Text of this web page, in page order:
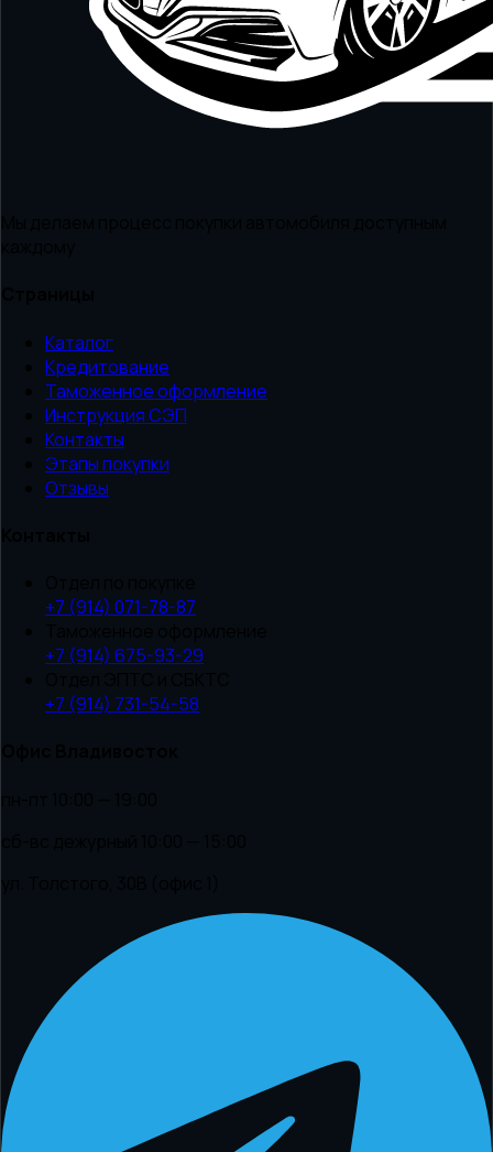
Каталог
Кредитование
Таможенное оформление
Инструкция СЭП
Контакты
Этапы покупки
Отзывы
+7 (914) 071-78-87
+7 (914) 675-93-29
+7 (914) 731-54-58